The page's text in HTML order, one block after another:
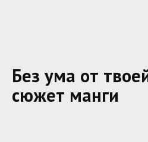
Без ума от
сюжет манги